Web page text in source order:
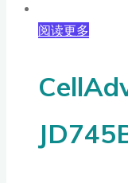
阅读更多